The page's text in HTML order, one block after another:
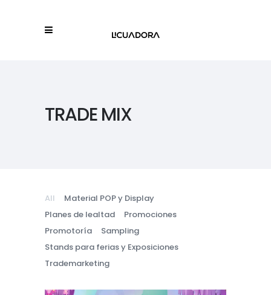
TRADE MIX
All
Material POP y Display
Planes de lealtad
Promociones
Promotoría
Sampling
Stands para ferias y Exposiciones
Trademarketing